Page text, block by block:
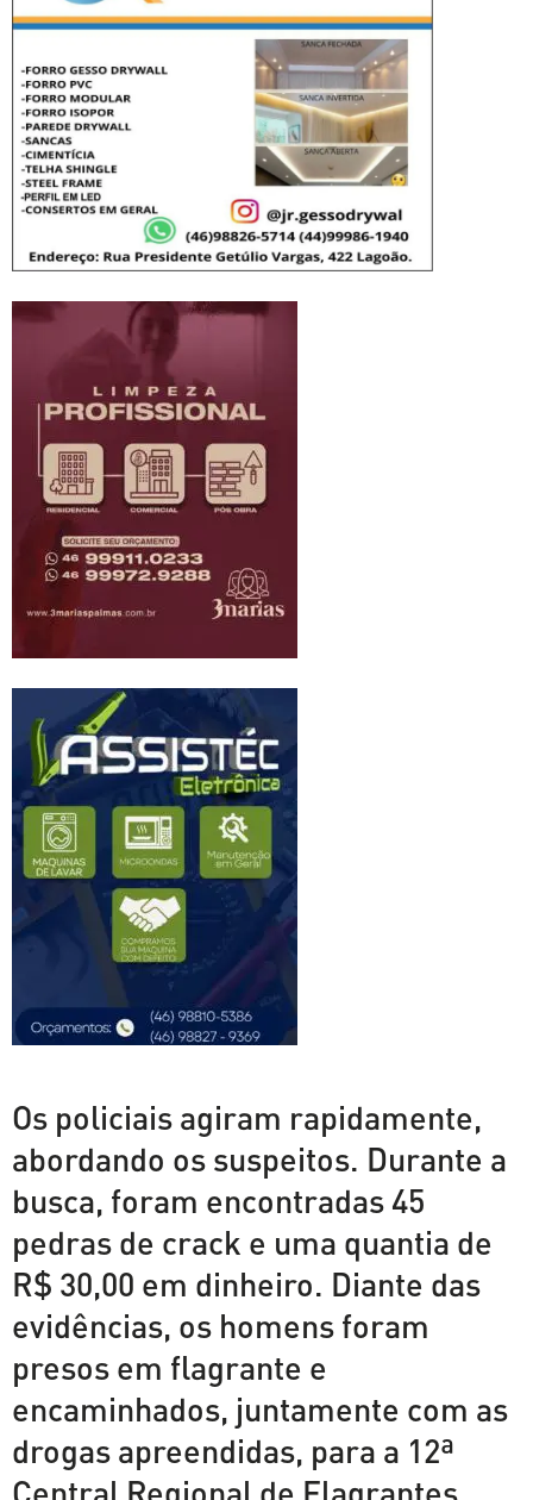
Os policiais agiram rapidamente,
abordando os suspeitos. Durante a
busca, foram encontradas 45
pedras de crack e uma quantia de
R$ 30,00 em dinheiro. Diante das
evidências, os homens foram
presos em flagrante e
encaminhados, juntamente com as
drogas apreendidas, para a 12ª